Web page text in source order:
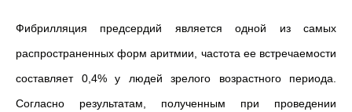
Фибрилляция предсердий является одной из самых
распространенных форм аритмии, частота ее встречаемости
составляет 0,4% у людей зрелого возрастного периода.
Согласно результатам, полученным при проведении